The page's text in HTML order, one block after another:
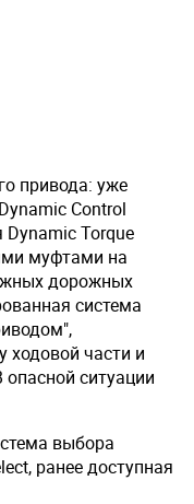
привода: уже
Control
Dynamic Torque
муфтами на
дорожных
система
части и
ситуации
выбора
ранее доступная